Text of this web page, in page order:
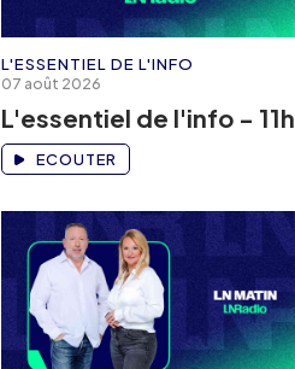
L'ESSENTIEL DE L'INFO
07 août 2026
L'essentiel de l'info - 11h
ECOUTER